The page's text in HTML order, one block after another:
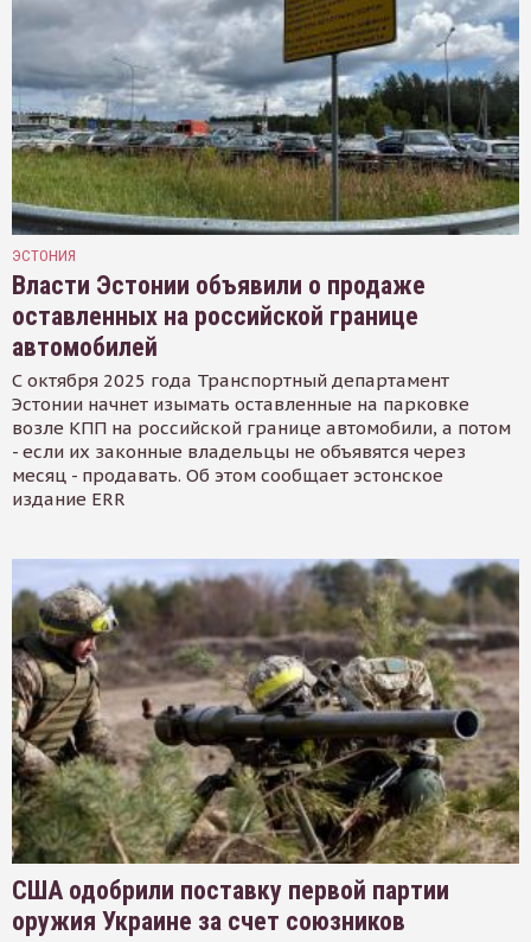
ЭСТОНИЯ
Власти Эстонии объявили о продаже
оставленных на российской границе
автомобилей
С октября 2025 года Транспортный департамент
Эстонии начнет изымать оставленные на парковке
возле КПП на российской границе автомобили, а потом
- если их законные владельцы не объявятся через
месяц - продавать. Об этом сообщает эстонское
издание ERR
США одобрили поставку первой партии
оружия Украине за счет союзников